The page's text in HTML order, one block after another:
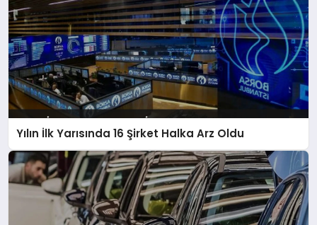
Yılın İlk Yarısında 16 Şirket Halka Arz Oldu